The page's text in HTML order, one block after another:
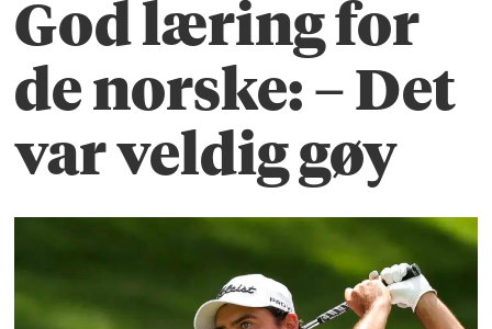
God læring for
de norske: – Det
var veldig gøy